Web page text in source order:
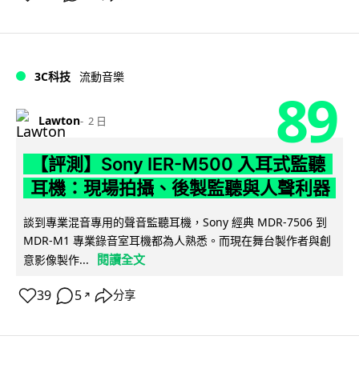
3C科技 流動音樂
Lawton 2 日 89
【評測】Sony IER-M500 入耳式監聽
耳機：現場拍攝、後製監聽與人聲利器
談到專業混音專用的聲音監聽耳機，Sony 經典 MDR-7506 到
MDR-M1 專業錄音室耳機都為人熟悉。而現在舞台製作者與創
意影像製作...
閱讀全文
39 5 ↗ 分享